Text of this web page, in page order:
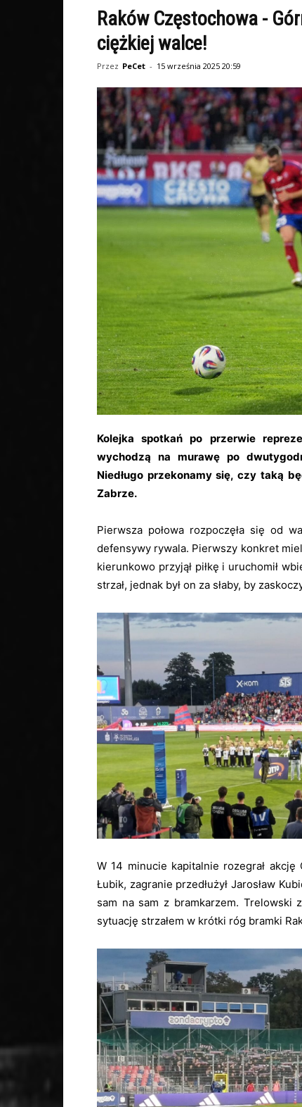
Raków Częstochowa -
ciężkiej walce!
Przez PeCet - 15 września 2025 20:59
Kolejka spotkań po przerwie
wychodzą na murawę po
Niedługo przekonamy się, czy taką
Zabrze.
Pierwsza połowa rozpoczęła się od
defensywy rywala. Pierwszy konkret
kierunkowo przyjął piłkę i uruchomił
strzał, jednak był on za słaby, by
W 14 minucie kapitalnie rozegrał akcję
Łubik, zagranie przedłużył Jarosław
sam na sam z bramkarzem. Trelowski
sytuację strzałem w krótki róg bramki